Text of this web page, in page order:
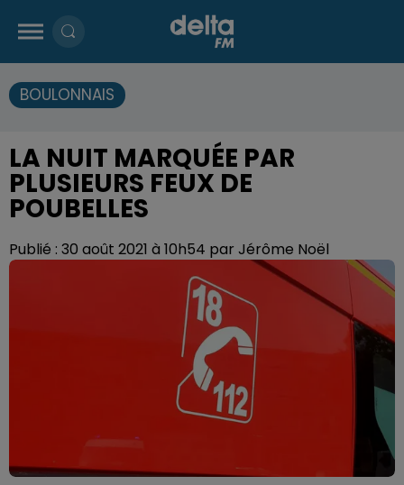
BOULONNAIS
LA NUIT MARQUÉE PAR
PLUSIEURS FEUX DE
POUBELLES
Publié : 30 août 2021 à 10h54 par Jérôme Noël